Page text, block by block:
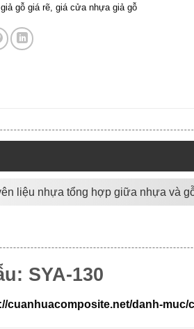
gỗ giá rẽ,giá cửa nhựa giả gỗ
liệu nhựa tổng hợp giữa nhựa và
SYA-130
cuanhuacomposite.net/danh-